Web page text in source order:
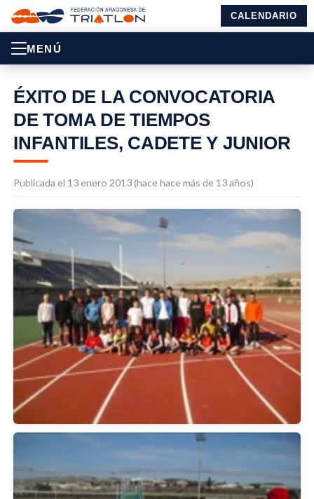
CALENDARIO
MENÚ
ÉXITO DE LA CONVOCATORIA
DE TOMA DE TIEMPOS
INFANTILES, CADETE Y JUNIOR
Publicada el 13 enero 2013 (hace hace más de 13 años)